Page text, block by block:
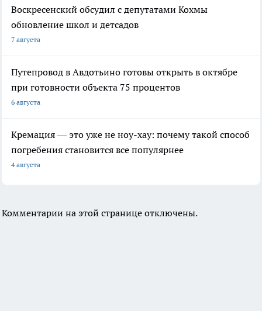
Воскресенский обсудил с депутатами Кохмы
обновление школ и детсадов
7 августа
Путепровод в Авдотьино готовы открыть в октябре
при готовности объекта 75 процентов
6 августа
Кремация — это уже не ноу-хау: почему такой способ
погребения становится все популярнее
4 августа
Комментарии на этой странице отключены.